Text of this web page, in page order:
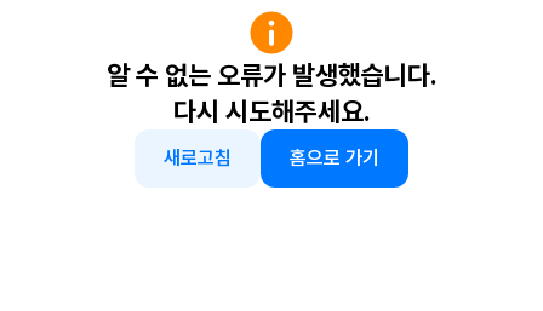
알 수 없는 오류가 발생했습니다.
다시 시도해주세요.
새로고침 홈으로 가기